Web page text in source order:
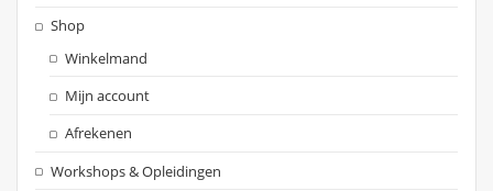
Shop
Winkelmand
Mijn account
Afrekenen
Workshops & Opleidingen